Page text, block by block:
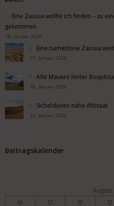
Eine Zaouia wollte ich finden – zu
gekommen
18. Januar 2026
Eine namenlose Zaouia
17. Januar 2026
Alte Mauern hinter
16. Januar 2026
Sicheldünen nahe Aftisaat
15. Januar 2026
Beitragskalender
August
M D M D